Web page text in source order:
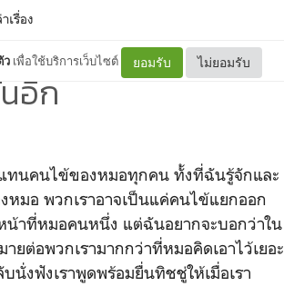
ว เพื่อใช้บริการเว็บไซต์ ยอมรับ ไม่ยอมรับ
เรื่อง
อีก
นคนไข้ของหมอทุกคน ทั้งที่ฉันรู้จักและ
มอ พวกเราอาจเป็นแค่คนไข้แยกออก
น้าที่หมอคนหนึ่ง แต่ฉันอยากจะบอกว่าใน
ต่อพวกเรามากกว่าที่หมอคิดเอาไว้เยอะ
นั่งฟังเราพูดพร้อมยื่นทิชชู่ให้เมื่อเรา